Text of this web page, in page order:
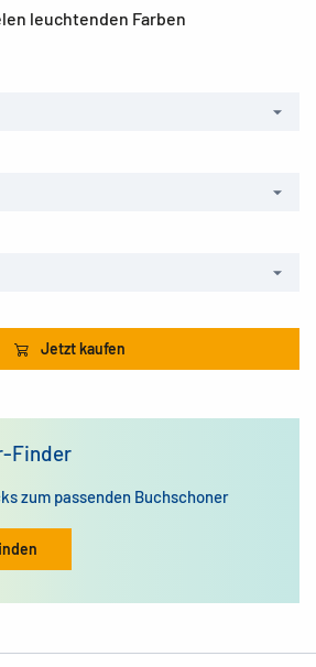
leuchtenden Farben
Jetzt kaufen
Finder
zum passenden Buchschoner